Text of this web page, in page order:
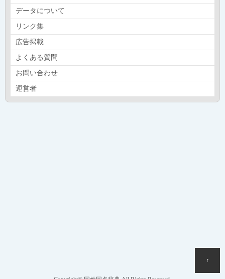
データについて
リンク集
広告掲載
よくある質問
お問い合わせ
運営者
↑